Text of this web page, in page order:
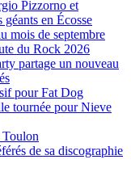
Pizzorno et
en Écosse
mois de septembre
du Rock 2026
partage un nouveau
pour Fat Dog
tournée pour Nieve
de sa discographie